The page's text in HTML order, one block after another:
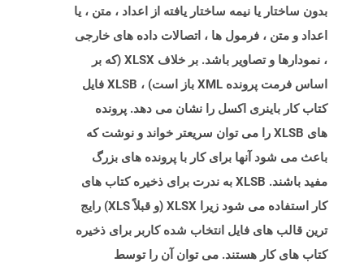
بدون ساختار یا نیمه ساختار یافته از اعداد ، متن ، یا
اعداد و متن ، فرمول ها ، اتصالات داده های خارجی
، نمودارها و تصاویر باشد. بر خلاف XLSX (که بر
اساس فرمت پرونده XML باز است) ، XLSB فایل
کتاب کار باینری اکسل را نشان می دهد. پرونده
های XLSB را می توان سریعتر خواند و نوشت که
باعث می شود آنها برای کار با پرونده های بزرگ
مفید باشند. XLSB به ندرت برای ذخیره کتاب های
کار استفاده می شود زیرا XLSX (و قبلاً XLS) رایج
ترین قالب های فایل انتخاب شده کاربر برای ذخیره
کتاب های کار هستند. می توان آن را توسط